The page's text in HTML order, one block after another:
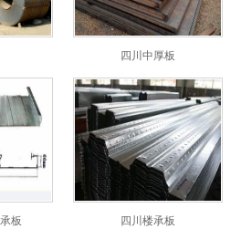
[2019-11-12]
[2019-11-09]
[2019-11-09]
[2019-09-20]
[2019-06-20]
四川中厚板
板 四川楼承板